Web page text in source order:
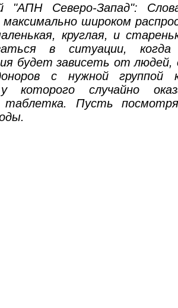
"АПН Северо-Запад":
широком
круглая, и
в ситуации, когда
будет зависеть от людей,
с нужной группой
которого случайно
таблетка. Пусть